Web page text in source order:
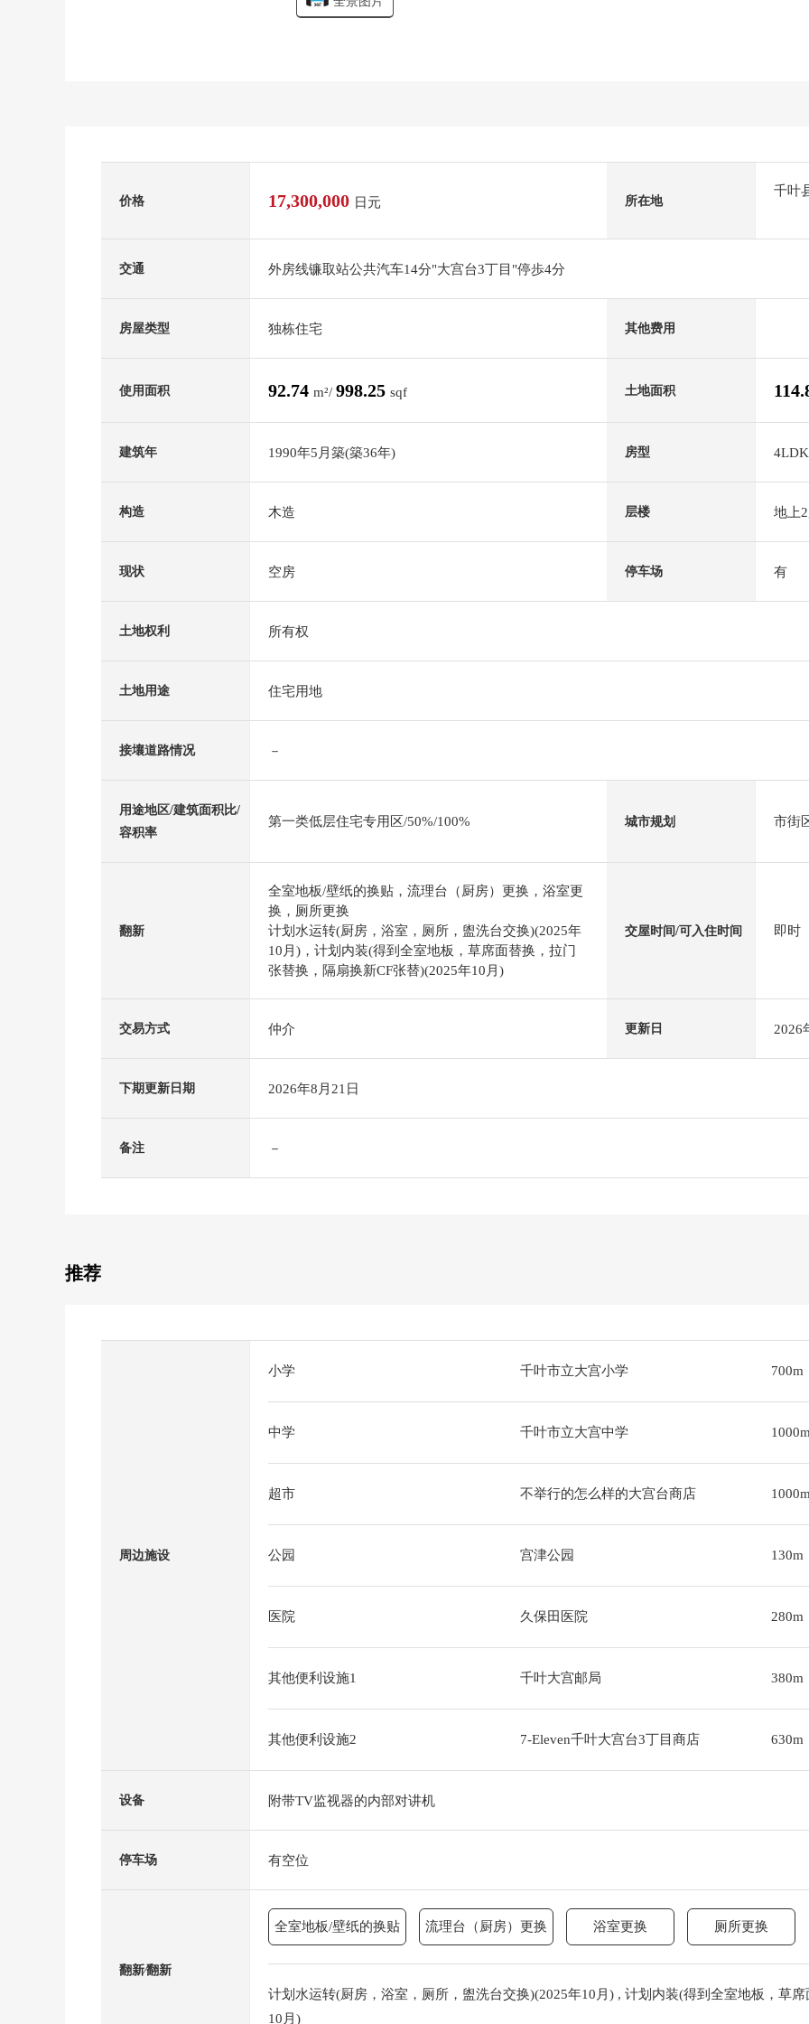
价格 17,300,000 日元 所在地
千叶
交通 外房线镰取站公共汽车14分"大宫台3丁目"停歩4分
房屋类型 独栋住宅 其他费用
使用面积 92.74 m²/ 998.25 sqf 土地面积
建筑年 1990年5月築(築36年) 房型 4LDK
构造 木造 层楼 地上
现状 空房 停车场 有
土地权利 所有权
土地用途 住宅用地
接壤道路情况 －
用途地区/建筑面积比/
容积率
第一类低层住宅专用区/50%/100% 城市规划 市街
翻新
全室地板/壁纸的换贴，流理台（厨房）更换，浴室更
换，厕所更换
计划水运转(厨房，浴室，厕所，盥洗台交换)(2025年
10月)，计划内装(得到全室地板，草席面替换，拉门
张替换，隔扇换新CF张替)(2025年10月)
交屋时间/可入住时间 即时
交易方式 仲介 更新日 2026
下期更新日期 2026年8月21日
备注 －
推荐
周边施设
小学 千叶市立大宫小学 700m
中学 千叶市立大宫中学
超市 不举行的怎么样的大宫台商店
公园 宫津公园 130m
医院 久保田医院 280m
其他便利设施1 千叶大宫邮局 380m
其他便利设施2 7-Eleven千叶大宫台3丁目商店 630m
设备 附带TV监视器的内部对讲机
停车场 有空位
翻新⁄翻新
全室地板/壁纸的换贴 流理台（厨房）更换 浴室更换 厕所更换
计划水运转(厨房，浴室，厕所，盥洗台交换)(2025年10月) , 计划内装(得到全室地板，草
10月)